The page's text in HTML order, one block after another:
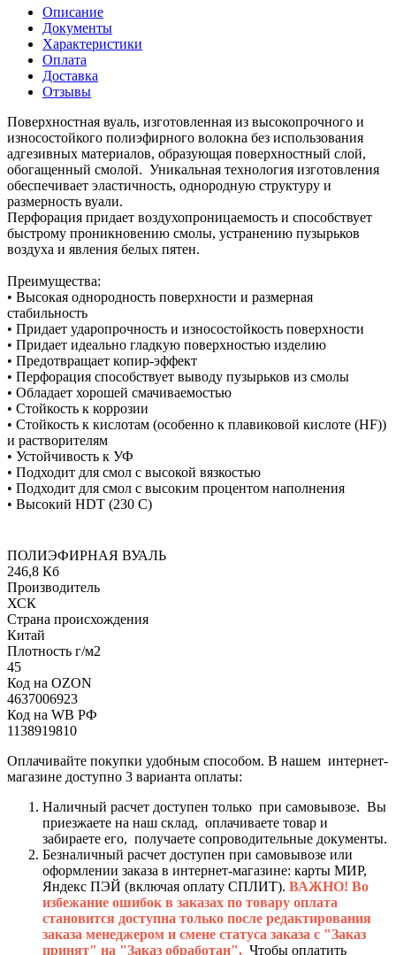
Описание
Документы
Характеристики
Оплата
Доставка
Отзывы
Поверхностная вуаль, изготовленная из высокопрочного и
износостойкого полиэфирного волокна без использования
адгезивных материалов, образующая поверхностный слой,
обогащенный смолой. Уникальная технология изготовления
обеспечивает эластичность, однородную структуру и
размерность вуали.
Перфорация придает воздухопроницаемость и способствует
быстрому проникновению смолы, устранению пузырьков
воздуха и явления белых пятен.
Преимущества:
• Высокая однородность поверхности и размерная
стабильность
• Придает ударопрочность и износостойкость поверхности
• Придает идеально гладкую поверхностью изделию
• Предотвращает копир-эффект
• Перфорация способствует выводу пузырьков из смолы
• Обладает хорошей смачиваемостью
• Стойкость к коррозии
• Стойкость к кислотам (особенно к плавиковой кислоте (HF))
и растворителям
• Устойчивость к УФ
• Подходит для смол с высокой вязкостью
• Подходит для смол с высоким процентом наполнения
• Высокий HDT (230 C)
ПОЛИЭФИРНАЯ ВУАЛЬ
246,8 Кб
Производитель
ХСК
Страна происхождения
Китай
Плотность г/м2
45
Код на OZON
4637006923
Код на WB РФ
1138919810
Оплачивайте покупки удобным способом. В нашем интернет-
магазине доступно 3 варианта оплаты:
Наличный расчет доступен только при самовывозе. Вы
приезжаете на наш склад, оплачиваете товар и
забираете его, получаете сопроводительные документы.
Безналичный расчет доступен при самовывозе или
оформлении заказа в интернет-магазине: карты МИР,
Яндекс ПЭЙ (включая оплату СПЛИТ). ВАЖНО! Во
избежание ошибок в заказах по товару оплата
становится доступна только после редактирования
заказа менеджером и смене статуса заказа с "Заказ
принят" на "Заказ обработан". Чтобы оплатить